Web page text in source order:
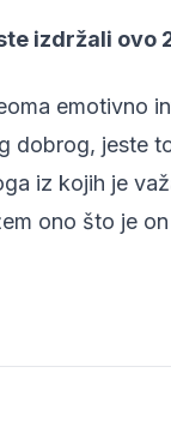
izdržali ovo
emotivno
dobrog, jeste
iz kojih je
ono što je